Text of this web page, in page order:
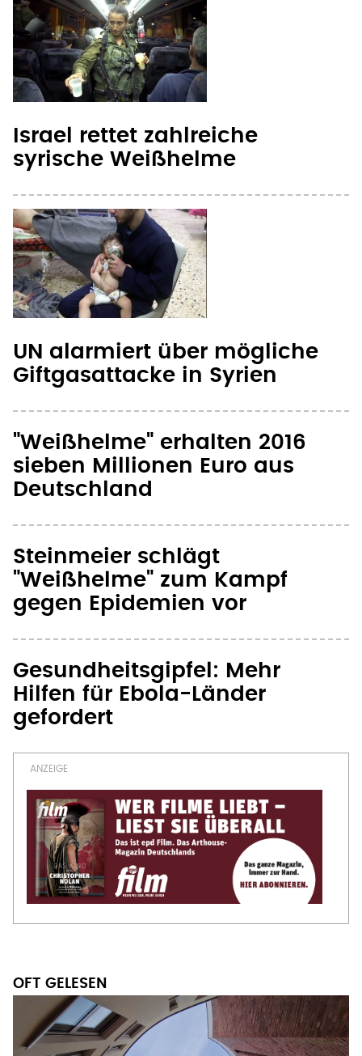
Israel rettet zahlreiche
syrische Weißhelme
UN alarmiert über mögliche
Giftgasattacke in Syrien
"Weißhelme" erhalten 2016
sieben Millionen Euro aus
Deutschland
Steinmeier schlägt
"Weißhelme" zum Kampf
gegen Epidemien vor
Gesundheitsgipfel: Mehr
Hilfen für Ebola-Länder
gefordert
OFT GELESEN